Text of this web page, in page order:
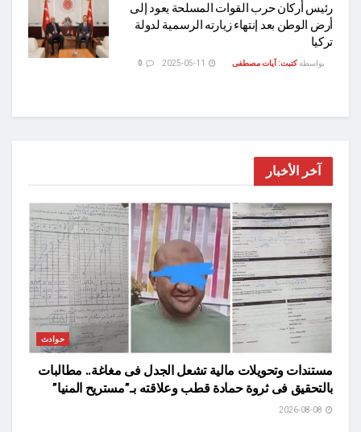
رئيس أركان حرب القوات المسلحة يعود إلى
أرض الوطن بعد إنتهاء زيارته الرسمية لدولة
تركيا
بواسطة كتبت: آيات مصطفى
آخر الأخبار
حوادث
مستندات وتحويلات مالية تشعل الجدل فى مغاغة.. مطالبات
بالتحقيق فى ثروة حمادة قطب وعلاقته بـ”مستريح المنيا”